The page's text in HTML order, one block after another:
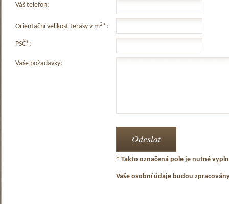
Váš telefon:
Orientační velikost terasy v m2*:
PSČ*:
Vaše požadavky:
* Takto označená pole je nutné
Vaše osobní údaje budou